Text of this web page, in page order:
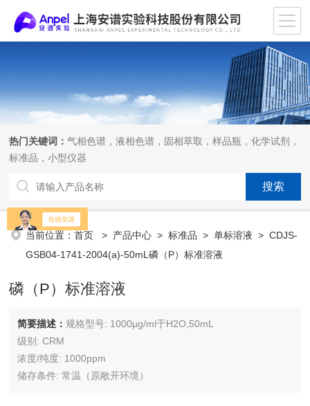
热门关键词：气相色谱，液相色谱，固相萃取，样品瓶，化学试剂，
标准品，小型仪器
当前位置：首页 > 产品中心 >标准品 >单标溶液 > CDJS-
GSB04-1741-2004(a)-50mL磷（P）标准溶液
磷（P）标准溶液
简要描述：规格型号: 1000μg/ml于H2O,50mL
级别: CRM
浓度/纯度: 1000ppm
储存条件: 常温（原敞开环境）